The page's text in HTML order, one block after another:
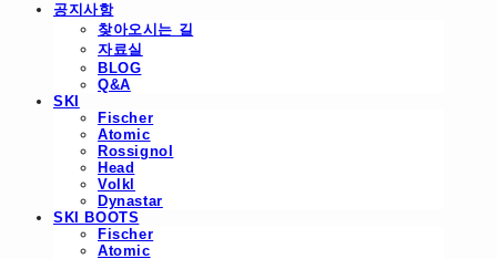
공지사항
찾아오시는 길
자료실
BLOG
Q&A
SKI
Fischer
Atomic
Rossignol
Head
Volkl
Dynastar
SKI BOOTS
Fischer
Atomic